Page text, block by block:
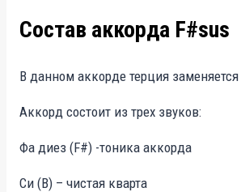
Состав аккорда F#sus
В данном аккорде терция
Аккорд состоит из трех звуков:
Фа диез (F#) -тоника аккорда
Си (B) – чистая кварта